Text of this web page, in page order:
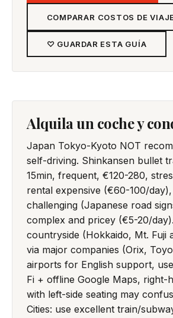
COMPARAR COSTOS DE
♡ GUARDAR ESTA GUÍA
Alquila un coche y
Japan Tokyo-Kyoto NOT
self-driving. Shinkansen bullet
15min, frequent, €120-280,
rental expensive (€60-100/
challenging (Japanese road
complex and pricey (€5-20/
countryside (Hokkaido, Mt. Fuji
via major companies (Orix,
airports for English support,
Fi + offline Google Maps, right-
with left-side seating may
Cities: use excellent train/